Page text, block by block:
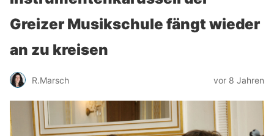
Greizer Musikschule fängt wieder
an zu kreisen
R.Marsch vor 8 Jahren